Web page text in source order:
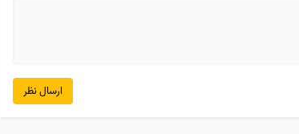
ارسال نظر